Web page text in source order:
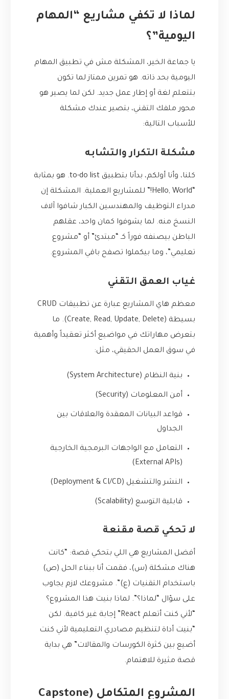
لماذا لا تكفي مشاريع “المهام
اليومية”؟
يا جماعة الخير، المشكلة مش في تطبيق المهام
اليومية بحد ذاته. هو تمرين ممتاز لما تكون
بتتعلم لغة أو إطار عمل جديد. لكن لما يصير هو
محور ملفك التقني، بتصير عندك مشكلة
للأسباب التالية:
مشكلة التكرار والتشابه
كلنا، وأنا أولكم، بدأنا بتطبيق to-do list. هو بمثابة
“Hello, World!” للمشاريع العملية. المشكلة إن
مدراء التوظيف والمهندسين الكبار شافوا آلاف
النسخ منه. لما يشوفوا كمان واحد، عقلهم
الباطن بيصنفه فوراً كـ “مبتدئ” أو “مشروع
تعليمي”، وما بيكملوا تصفح باقي المشروع.
غياب العمق التقني
معظم هاي المشاريع عبارة عن تطبيقات CRUD
بسيطة (Create, Read, Update, Delete). ما
بتعرض مهاراتك في مواضيع أكثر تعقيداً وأهمية
في سوق العمل الحقيقي، مثل:
بنية النظام (System Architecture)
أمن المعلومات (Security)
قواعد البيانات المعقدة والعلاقات بين
الجداول
التعامل مع الواجهات البرمجية الخارجية
(External APIs)
النشر والتشغيل (Deployment & CI/CD)
قابلية التوسع (Scalability)
لا تحكي قصة مقنعة
أفضل المشاريع هي اللي بتحكي قصة: “كانت
هناك مشكلة (س)، فقمت أنا ببناء الحل (ص)
باستخدام التقنيات (ع)”. مشروعك لازم يجاوب
على سؤال “لماذا؟”. لماذا بنيت هذا المشروع؟
“لأني كنت أتعلم React” إجابة غير كافية. لكن
“بنيت أداة لتنظيم مصادري التعليمية لأني كنت
أضيع بين كثرة الكورسات والمقالات” هي بداية
قصة مثيرة للاهتمام.
المشروع المتكامل (Capstone